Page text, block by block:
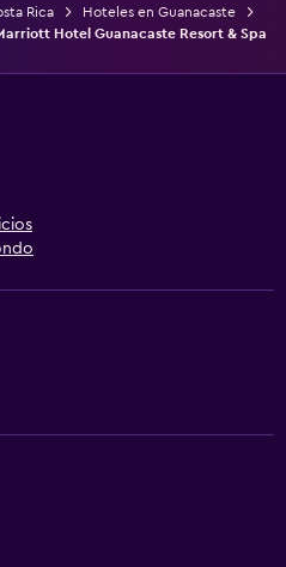
Rica
Hoteles en Guanacaste
Hotel Guanacaste Resort & Spa